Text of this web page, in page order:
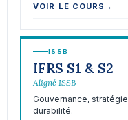
VOIR LE COURS →
ISSB
IFRS S1 & S2
Aligné ISSB
Gouvernance,
durabilité.